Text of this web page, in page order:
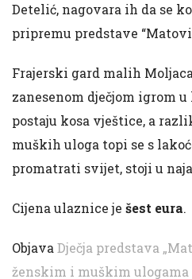
Detelić, nagovara ih da se
pripremu predstave
Frajerski gard malih
zanesenom dječjom igrom
postaju kosa vještice, a
muških uloga topi se s
promatrati svijet, stoji u
Cijena ulaznice je šest eura.
ObjavaDječja predstava
ženskim i muškim ulogama